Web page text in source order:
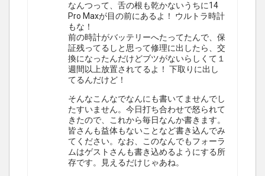
なんつって、舌の根も乾かないうちに14
Pro Maxが目の前にあるよ！ ウルトラ時計
もな！
前の時計がバッテリーへたってたんで、保
証残ってるしと思って修理に出したら、交
換になったんだけどブツがないらしくて１
週間以上放置されてるよ！ 下取りに出し
てるんだけど！
そんなこんなでなんにも書いてませんでし
たすいません。今日打ち合わせで怒られて
きたので、これから毎日なんか書きます。
皆さんも益体もないことなど書き込んでみ
てください。なお、このなんでもフォーラ
ムはゲストさんも書き込めるようにする所
存です。見えるだけじゃあね。